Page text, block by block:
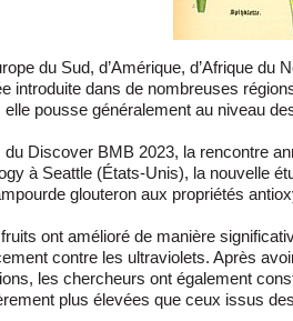
du Sud, d’Amérique, d’Afrique
introduite dans de nombreuses
elle pousse généralement au niveau
du Discover BMB 2023, la rencontre
à Seattle (États-Unis), la nouvelle
glouteron aux propriétés
ont amélioré de manière
contre les ultraviolets. Après
les chercheurs ont également
plus élevées que ceux issus